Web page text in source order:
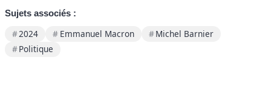
Sujets associés :
2024 Emmanuel Macron
Michel Barnier
Politique